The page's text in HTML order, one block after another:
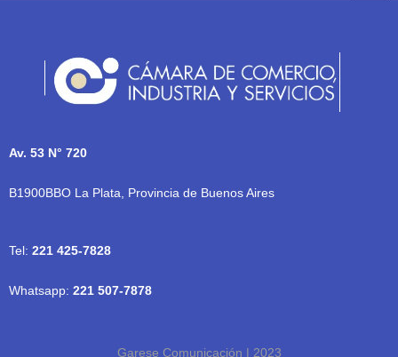
Av. 53 N° 720
B1900BBO La Plata, Provincia de Buenos Aires
Tel: 221 425-7828
Whatsapp: 221 507-7878
Garese Comunicación | 2023